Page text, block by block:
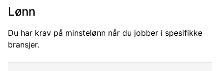
Lønn
Du har krav på minstelønn når du jobber i spesifikke
bransjer.